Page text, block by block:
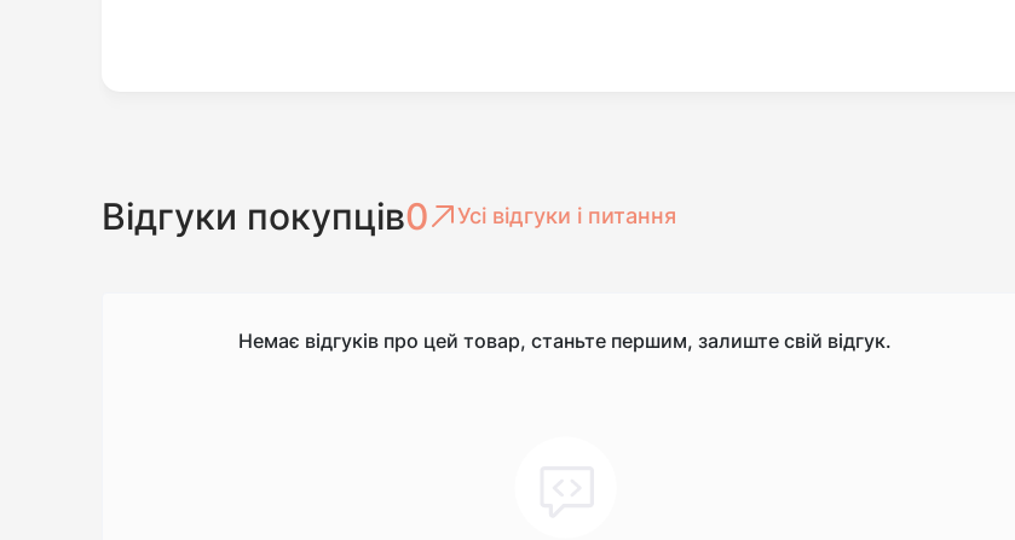
Відгуки покупців0 Усі відгуки і питання
Немає відгуків про цей товар, станьте першим, залиште свій відгук.